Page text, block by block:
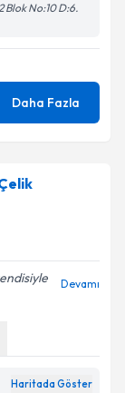
Blok No:10 D:6.
Daha Fazla
Devamı
Haritada Göster